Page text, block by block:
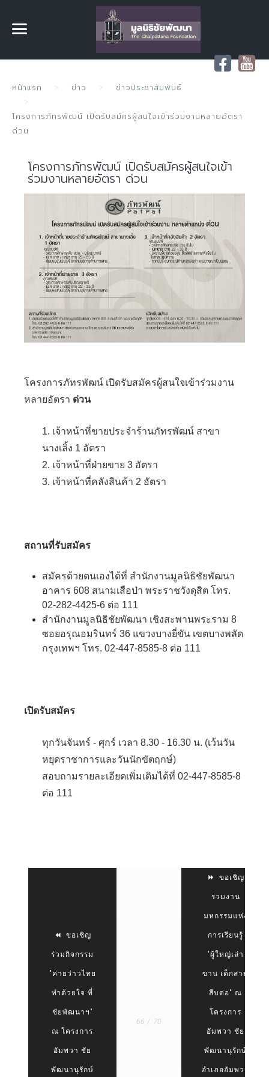
หน้าแรก ข่าว ข่าวประชาสัมพันธ์
โครงการภัทรพัฒน์ เปิดรับสมัครผู้สนใจเข้าร่วมงานหลายอัตรา
ด่วน
โครงการภัทรพัฒน์ เปิดรับสมัครผู้สนใจเข้า
ร่วมงานหลายอัตรา ด่วน
โครงการภัทรพัฒน์ เปิดรับสมัครผู้สนใจเข้าร่วมงาน
หลายอัตรา ด่วน
1. เจ้าหน้าที่ขายประจำร้านภัทรพัฒน์ สาขา
นางเลิ้ง 1 อัตรา
2. เจ้าหน้าที่ฝ่ายขาย 3 อัตรา
3. เจ้าหน้าที่คลังสินค้า 2 อัตรา
สถานที่รับสมัคร
สมัครด้วยตนเองได้ที่ สำนักงานมูลนิธิชัยพัฒนา
อาคาร 608 สนามเสือป่า พระราชวังดุสิต โทร.
02-282-4425-6 ต่อ 111
สำนักงานมูลนิธิชัยพัฒนา เชิงสะพานพระราม 8
ซอยอรุณอมรินทร์ 36 แขวงบางยี่ขัน เขตบางพลัด
กรุงเทพฯ โทร. 02-447-8585-8 ต่อ 111
เปิดรับสมัคร
ทุกวันจันทร์ - ศุกร์ เวลา 8.30 - 16.30 น. (เว้นวัน
หยุดราชาการและวันนักขัตฤกษ์)
สอบถามรายละเอียดเพิ่มเติมได้ที่ 02-447-8585-8
ต่อ 111
ขอเชิญ
ร่วมกิจกรรม
"ค่ายว่าวไทย
ทำด้วยใจ ที่
ชัยพัฒนาฯ"
ณ โครงการ
อัมพวา ชัย
พัฒนานุรักษ์
66 / 70
ขอเชิญ
ร่วมงาน
มหกรรมแห่ง
การเรียนรู้
"ผู้ใหญ่เล่า
ขาน เด็กสาน
สืบต่อ" ณ
โครงการ
อัมพวา ชัย
พัฒนานุรักษ์
อำเภออัมพวา